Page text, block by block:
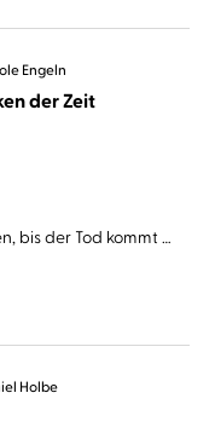
Engeln
der Zeit
bis der Tod kommt …
Holbe